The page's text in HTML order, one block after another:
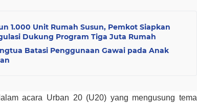
1.000 Unit Rumah Susun, Pemkot Siapkan
Dukung Program Tiga Juta Rumah
Batasi Penggunaan Gawai pada Anak
acara Urban 20 (U20) yang mengusung tema